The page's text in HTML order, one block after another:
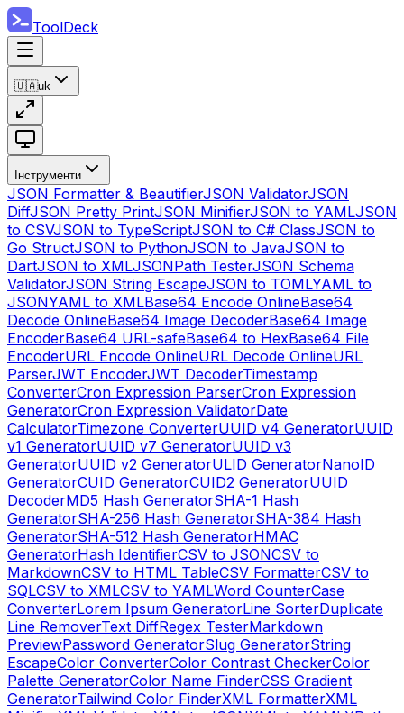
ToolDeck
🇺🇦uk
Інструменти
JSON Formatter & BeautifierJSON ValidatorJSON
DiffJSON Pretty PrintJSON MinifierJSON to YAMLJSON
to CSVJSON to TypeScriptJSON to C# ClassJSON to
Go StructJSON to PythonJSON to JavaJSON to
DartJSON to XMLJSONPath TesterJSON Schema
ValidatorJSON String EscapeJSON to TOMLYAML to
JSONYAML to XMLBase64 Encode OnlineBase64
Decode OnlineBase64 Image DecoderBase64 Image
EncoderBase64 URL-safeBase64 to HexBase64 File
EncoderURL Encode OnlineURL Decode OnlineURL
ParserJWT EncoderJWT DecoderTimestamp
ConverterCron Expression ParserCron Expression
GeneratorCron Expression ValidatorDate
CalculatorTimezone ConverterUUID v4 GeneratorUUID
v1 GeneratorUUID v7 GeneratorUUID v3
GeneratorUUID v2 GeneratorULID GeneratorNanoID
GeneratorCUID GeneratorCUID2 GeneratorUUID
DecoderMD5 Hash GeneratorSHA-1 Hash
GeneratorSHA-256 Hash GeneratorSHA-384 Hash
GeneratorSHA-512 Hash GeneratorHMAC
GeneratorHash IdentifierCSV to JSONCSV to
MarkdownCSV to HTML TableCSV FormatterCSV to
SQLCSV to XMLCSV to YAMLWord CounterCase
ConverterLorem Ipsum GeneratorLine SorterDuplicate
Line RemoverText DiffRegex TesterMarkdown
PreviewPassword GeneratorSlug GeneratorString
EscapeColor ConverterColor Contrast CheckerColor
Palette GeneratorColor Name FinderCSS Gradient
GeneratorTailwind Color FinderXML FormatterXML